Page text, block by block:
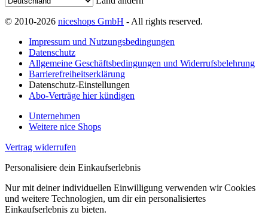
© 2010-2026 niceshops GmbH - All rights reserved.
Impressum und Nutzungsbedingungen
Datenschutz
Allgemeine Geschäftsbedingungen und Widerrufsbelehrung
Barrierefreiheitserklärung
Datenschutz-Einstellungen
Abo-Verträge hier kündigen
Unternehmen
Weitere nice Shops
Vertrag widerrufen
Personalisiere dein Einkaufserlebnis
Nur mit deiner individuellen Einwilligung verwenden wir Cookies
und weitere Technologien, um dir ein personalisiertes
Einkaufserlebnis zu bieten.